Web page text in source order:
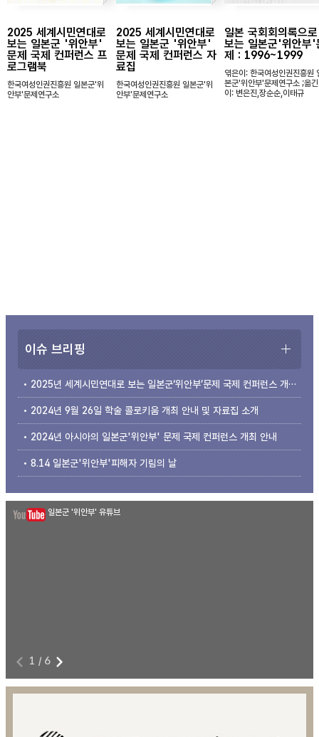
2025 세계시민연대로
보는 일본군 '위안부'
문제 국제 컨퍼런스 프
로그램북
한국여성인권진흥원 일본군'위
안부'문제연구소
2025 세계시민연대로
보는 일본군 '위안부'
문제 국제 컨퍼런스 자
료집
한국여성인권진흥원 일본군'위
안부'문제연구소
일본 국회회의록으로
보는 일본군'위안부'
제 : 1996~1999
엮은이: 한국여성인권진흥원
본군'위안부'문제연구소 ;옮긴
이: 변은진,장순순,이태규
이슈 브리핑
2025년 세계시민연대로 보는 일본군‘위안부’문제 국제 컨퍼런스 개최 안내
2024년 9월 26일 학술 콜로키움 개최 안내 및 자료집 소개
2024년 아시아의 일본군'위안부' 문제 국제 컨퍼런스 개최 안내
8.14 일본군'위안부'피해자 기림의 날
일본군 '위안부' 유튜브
본 영상물은 아카이브814 제공을 위해 제작된 영상콘텐츠이다.
1 / 6